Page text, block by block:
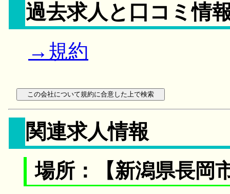
過去求人と口コミ情
→規約
関連求人情報
場所：【新潟県長岡